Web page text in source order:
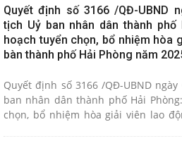
Quyết định số 3166 /QĐ-UBND
tịch Uỷ ban nhân dân thành phố
hoạch tuyển chọn, bổ nhiệm hòa
bàn thành phố Hải Phòng năm
Quyết định số 3166 /QĐ-UBND
ban nhân dân thành phố Hải
chọn, bổ nhiệm hòa giải viên lao